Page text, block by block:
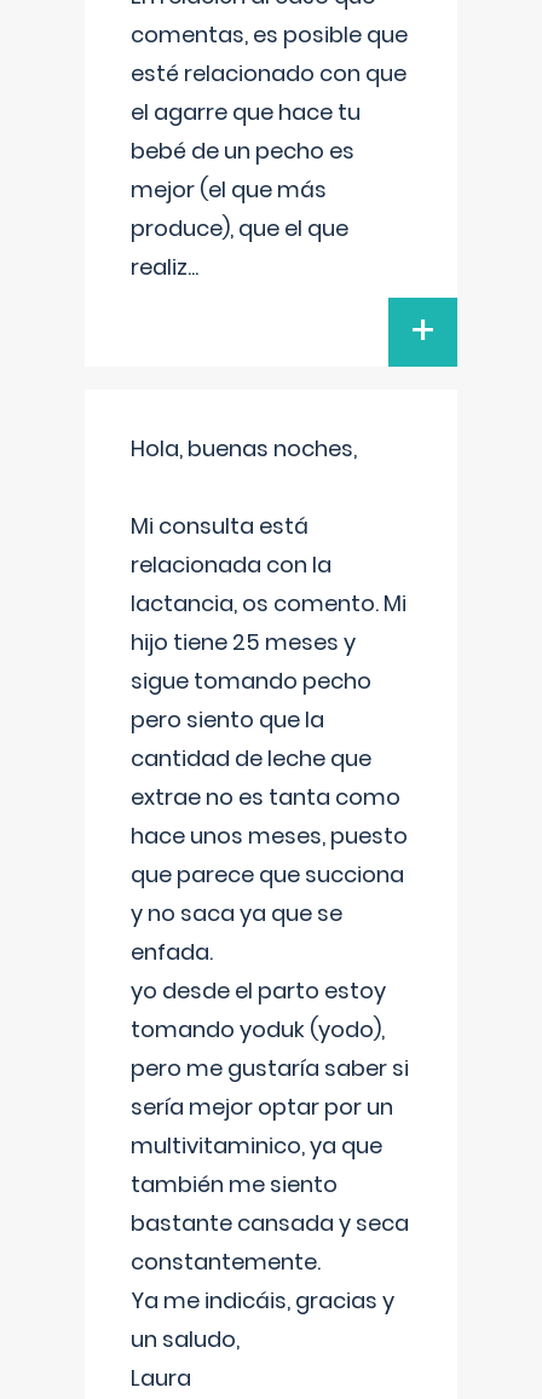
comentas, es posible que
esté relacionado con que
el agarre que hace tu
bebé de un pecho es
mejor (el que más
produce), que el que
realiz...
+
Hola, buenas noches,
Mi consulta está
relacionada con la
lactancia, os comento. Mi
hijo tiene 25 meses y
sigue tomando pecho
pero siento que la
cantidad de leche que
extrae no es tanta como
hace unos meses, puesto
que parece que succiona
y no saca ya que se
enfada.
yo desde el parto estoy
tomando yoduk (yodo),
pero me gustaría saber si
sería mejor optar por un
multivitaminico, ya que
también me siento
bastante cansada y seca
constantemente.
Ya me indicáis, gracias y
un saludo,
Laura